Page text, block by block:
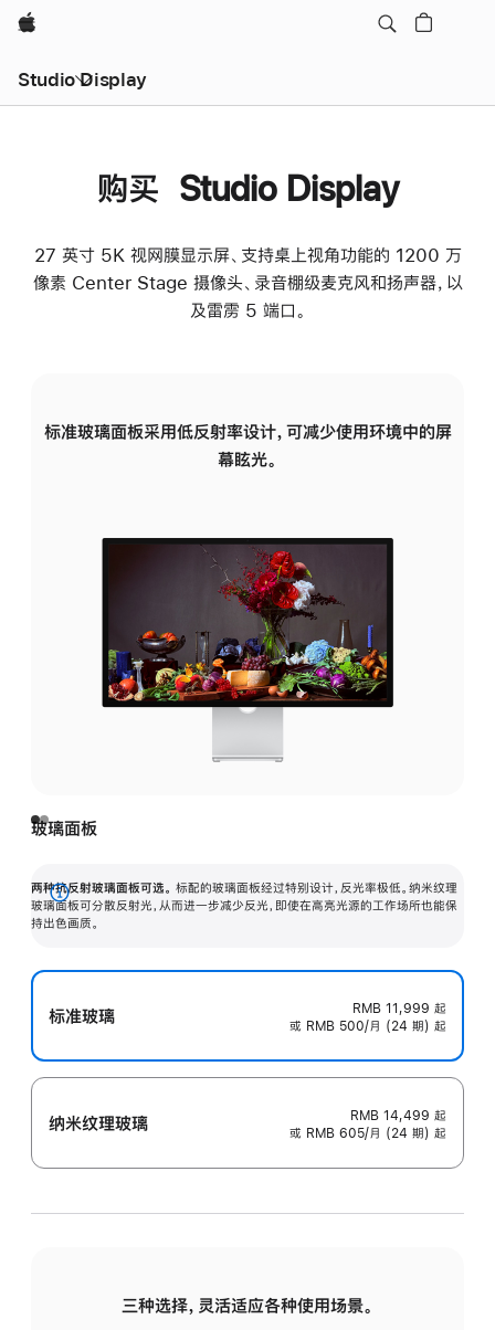
Apple
Studio Display
购买 Studio Display
27 英寸 5K 视网膜显示屏、支持桌上视角功能的 1200 万
像素 Center Stage 摄像头、录音棚级麦克风和扬声器，以
及雷雳 5 端口。
标准玻璃面板采用低反射率设计，可减少使用环境中的屏
幕眩光。
玻璃面板
两种抗反射玻璃面板可选。 标配的玻璃面板经过特别设计，反光率极低。纳米纹理
玻璃面板可分散反射光，从而进一步减少反光，即使在高亮光源的工作场所也能保
持出色画质。
展
开
标准玻璃 RMB 11,999 起
或 RMB 500/月 (24 期) 起
纳米纹理玻璃 RMB 14,499 起
或 RMB 605/月 (24 期) 起
三种选择，灵活适应各种使用场景。